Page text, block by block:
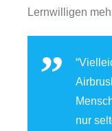
Lernwilligen
nur